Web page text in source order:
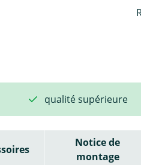
qualité supérieure
Notice de
montage